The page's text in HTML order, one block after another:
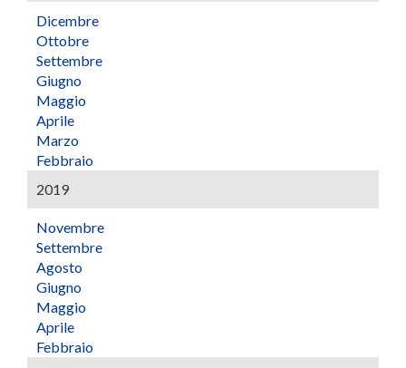
Dicembre
Ottobre
Settembre
Giugno
Maggio
Aprile
Marzo
Febbraio
2019
Novembre
Settembre
Agosto
Giugno
Maggio
Aprile
Febbraio